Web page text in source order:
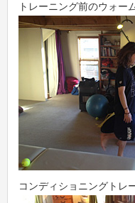
トレーニング前のウォー
コンディショニングトレ